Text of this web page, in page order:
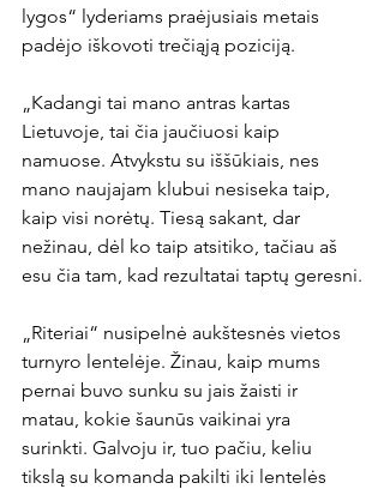
lygos“ lyderiams praėjusiais metais
padėjo iškovoti trečiąją poziciją.
„Kadangi tai mano antras kartas
Lietuvoje, tai čia jaučiuosi kaip
namuose. Atvykstu su iššūkiais, nes
mano naujajam klubui nesiseka taip,
kaip visi norėtų. Tiesą sakant, dar
nežinau, dėl ko taip atsitiko, tačiau aš
esu čia tam, kad rezultatai taptų geresni.
„Riteriai“ nusipelnė aukštesnės vietos
turnyro lentelėje. Žinau, kaip mums
pernai buvo sunku su jais žaisti ir
matau, kokie šaunūs vaikinai yra
surinkti. Galvoju ir, tuo pačiu, keliu
tikslą su komanda pakilti iki lentelės